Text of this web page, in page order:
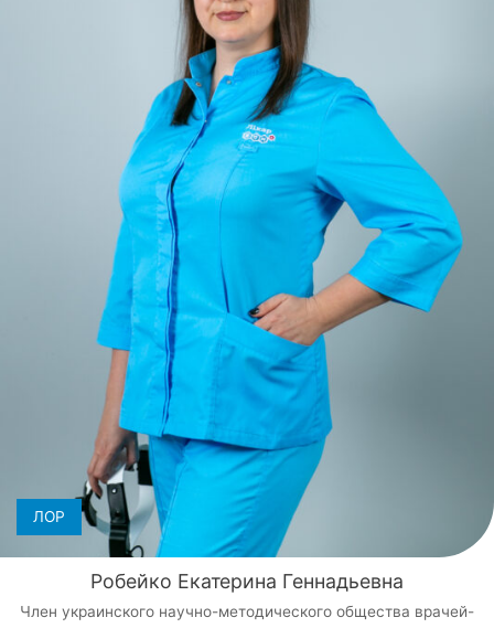
Робейко Екатерина Геннадьевна
Член украинского научно-методического общества врачей-
ЛОР